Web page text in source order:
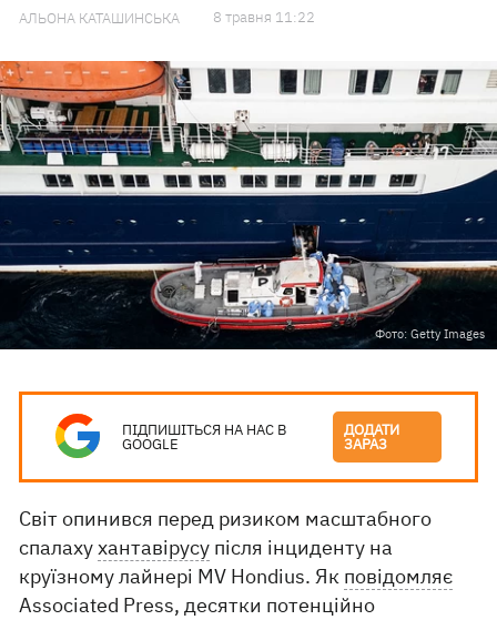
АЛЬОНА КАТАШИНСЬКА 8 травня 11:22
Фото: Getty Images
ПІДПИШІТЬСЯ НА НАС В
GOOGLE
ДОДАТИ
ЗАРАЗ
Світ опинився перед ризиком масштабного
спалахухантавірусу після інциденту на
круїзному лайнері MV Hondius. Як повідомляє
Associated Press, десятки потенційно